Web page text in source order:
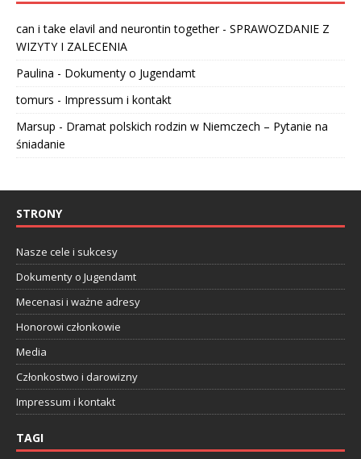
can i take elavil and neurontin together- SPRAWOZDANIE Z
WIZYTY I ZALECENIA
Paulina - Dokumenty o Jugendamt
tomurs - Impressum i kontakt
Marsup - Dramat polskich rodzin w Niemczech – Pytanie na
śniadanie
STRONY
Nasze cele i sukcesy
Dokumenty o Jugendamt
Mecenasi i ważne adresy
Honorowi członkowie
Media
Członkostwo i darowizny
Impressum i kontakt
TAGI